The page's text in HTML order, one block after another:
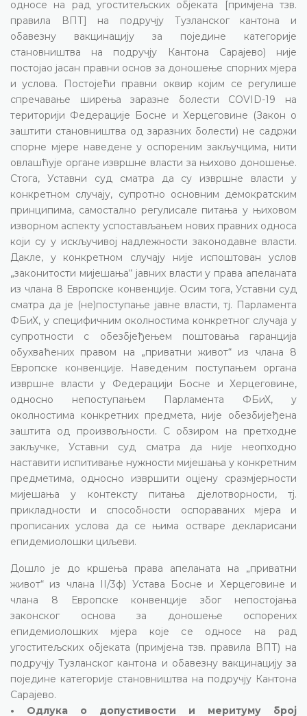
односе на рад угоститељских објеката [примјена тзв.
правила ВПТ] на подручју Тузланског кантона и
обавезну вакцинацију за поједине категорије
становништва на подручју Кантона Сарајево) није
постојао јасан правни основ за доношење спорних мјера
и услова. Постојећи правни оквир којим се регулише
спречавање ширења заразне болести COVID-19 на
територији Федерације Босне и Херцеговине (Закон о
заштити становништва од заразних болести) не садржи
спорне мјере наведене у оспореним закључцима, нити
овлашћује органе извршне власти за њихово доношење.
Стога, Уставни суд сматра да су извршне власти у
конкретном случају, супротно основним демократским
принципима, самостално регулисале питања у њиховом
изворном аспекту успостављањем нових правних односа
који су у искључивој надлежности законодавне власти.
Дакле, у конкретном случају није испоштован услов
„законитости мијешања“ јавних власти у права апеланата
из члана 8 Европске конвенције. Осим тога, Уставни суд
сматра да је (не)поступање јавне власти, тј. Парламента
ФБиХ, у специфичним околностима конкретног случаја у
супротности с обезбјеђењем поштовања гаранција
обухваћених правом на „приватни живот“ из члана 8
Европске конвенције. Наведеним поступањем органа
извршне власти у Федерацији Босне и Херцеговине,
односно непоступањем Парламента ФБиХ, у
околностима конкретних предмета, није обезбијеђена
заштита од произвољности. С обзиром на претходне
закључке, Уставни суд сматра да није неопходно
наставити испитивање нужности мијешања у конкретним
предметима, односно извршити оцјену сразмјерности
мијешања у контексту питања дјелотворности, тј.
прикладности и способности оспораваних мјера и
прописаних услова да се њима остваре декларисани
епидемиолошки циљеви.
Дошло је до кршења права апеланата на „приватни
живот“ из члана II/3ф) Устава Босне и Херцеговине и
члана 8 Европске конвенције због непостојања
законског основа за доношење оспорених
епидемиолошких мјера које се односе на рад
угоститељских објеката (примјена тзв. правила ВПТ) на
подручју Тузланског кантона и обавезну вакцинацију за
поједине категорије становништва на подручју Кантона
Сарајево.
• Одлука о допустивости и меритуму број